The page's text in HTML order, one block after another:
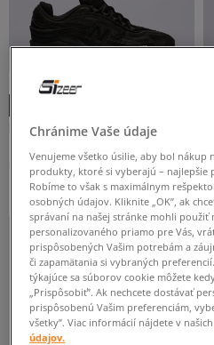
-10 % S KÓDOM: TOP (MIN. 70 €)
NEW BALANCE 1000
170 €
Chránime Vaše údaje
Venujeme všetko úsilie, aby bol nákup
produkty, ktoré si vyberajú – najlepšie
Robíme to však s maximálnym
osobných údajov. Kliknite „OK”, ak
správaní na našej stránke mohli použiť
personalizovaného priamo pre Vás,
prispôsobených Vašim potrebám a
či zapamätania si vybraných
týkajúce sa súborov cookie môžete
„Prispôsobiť”. Ak nechcete dostávať
prispôsobenú Vašim preferenciám,
všetky”. Viac informácií nájdete v našich
údajov.